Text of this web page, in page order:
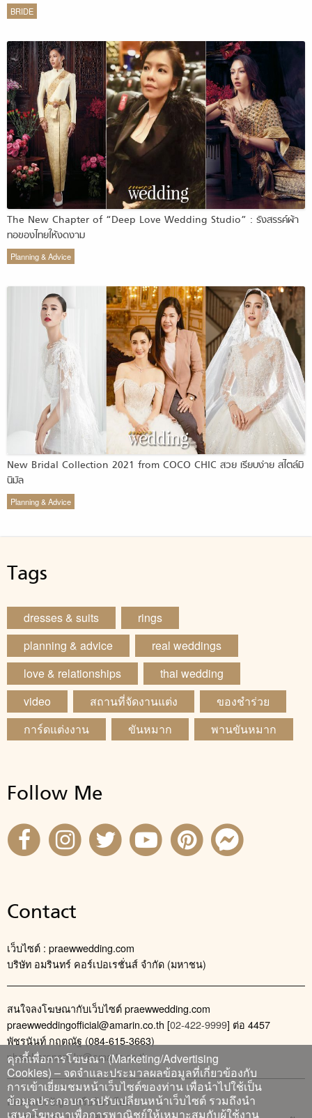
BRIDE
The New Chapter of “Deep Love Wedding Studio” : รังสรรค์ผ้า
ทอของไทยให้งดงาม
Planning & Advice
New Bridal Collection 2021 from COCO CHIC สวย เรียบง่าย สไตล์มิ
นิมัล
Planning & Advice
Tags
dresses & suits
rings
planning & advice
real weddings
love & relationships
thai wedding
video
สถานที่จัดงานแต่ง
ของชำร่วย
การ์ดแต่งงาน
ขันหมาก พานขันหมาก
Follow Me
Contact
เว็บไซต์ : praewwedding.com
บริษัท อมรินทร์ คอร์เปอเรชั่นส์ จำกัด (มหาชน)
สนใจลงโฆษณากับเว็บไซต์ praewwedding.com
praewweddingofficial@amarin.co.th [02-422-9999] ต่อ 4457
พัชรนันท์ กฤตณัฐ (084-615-3663)
phatcharanan_kr@amarin.co.th
ติดต่อแจ้งปัญหาหรือร้องเรียน
คุกกี้เพื่อการโฆษณา (Marketing/Advertising
Cookies) – จดจำและประมวลผลข้อมูลที่เกี่ยวข้องกับ
การเข้าเยี่ยมชมหน้าเว็บไซต์ของท่าน เพื่อนำไปใช้เป็น
ข้อมูลประกอบการปรับเปลี่ยนหน้าเว็บไซต์ รวมถึงนำ
เสนอโฆษณาเพื่อการพาณิชย์ให้เหมาะสมกับผู้ใช้งาน